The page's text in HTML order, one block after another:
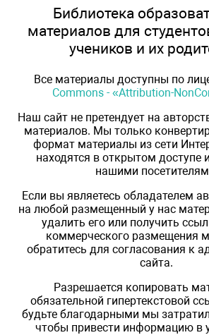
Библиотека
материалов для
учеников и их
Все материалы доступны по
Commons - «Attribution-
Наш сайт не претендует на
материалов. Мы только
формат материалы из сети
находятся в открытом доступе
нашими
Если вы являетесь обладателем
на любой размещенный у нас
удалить его или получить
коммерческого размещения
обратитесь для согласования к
сайта.
Разрешается копировать
обязательной гипертекстовой
будьте благодарными мы
чтобы привести информацию в